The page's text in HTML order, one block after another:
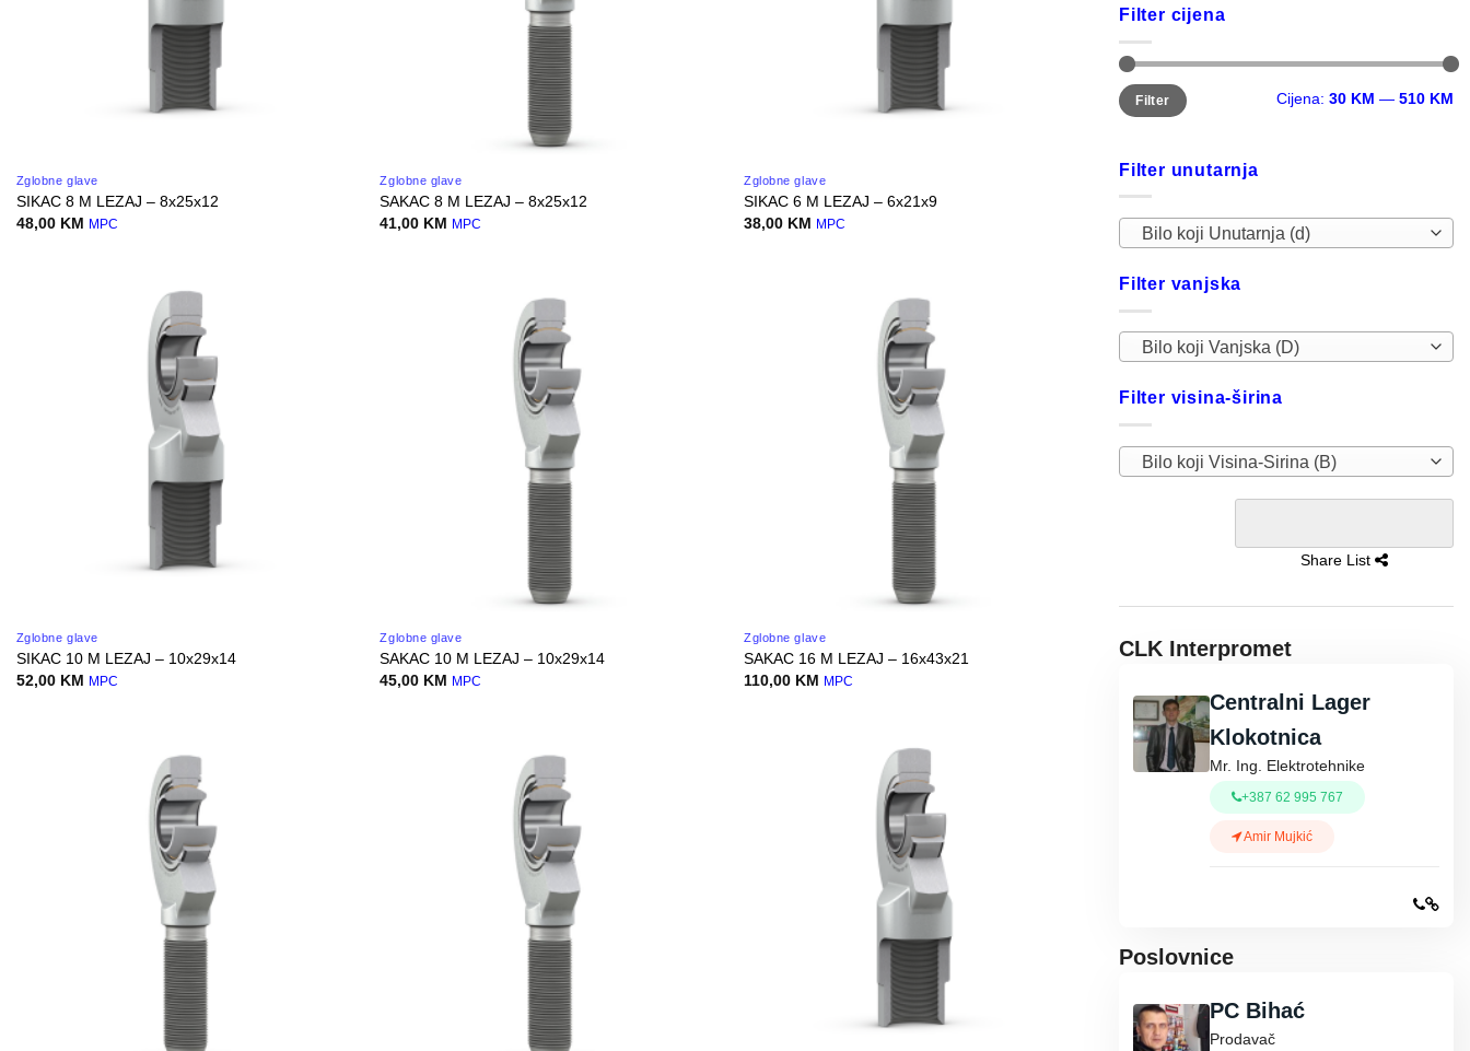
Zglobne glave
SIKAC 8 M LEZAJ – 8x25x12
48,00 KM MPC
Zglobne glave
SAKAC 8 M LEZAJ – 8x25x12
41,00 KM MPC
Zglobne glave
SIKAC 6 M LEZAJ – 6x21x9
38,00 KM MPC
Zglobne glave
SIKAC 10 M LEZAJ – 10x29x14
52,00 KM MPC
Zglobne glave
SAKAC 10 M LEZAJ – 10x29x14
45,00 KM MPC
Zglobne glave
SAKAC 16 M LEZAJ – 16x43x21
110,00 KM MPC
Filter cijena
Minimalna
cijena
Maksimalna
cijena
Filter Cijena: 30 KM — 510 KM
Filter unutarnja
Bilo koji Unutarnja (d)
Filter vanjska
Bilo koji Vanjska (D)
Filter visina-širina
Bilo koji Visina-Sirina (B)
Share List
CLK Interpromet
Centralni Lager
Klokotnica
Mr. Ing. Elektrotehnike
+387 62 995 767
Amir Mujkić
Poslovnice
PC Bihać
Prodavač